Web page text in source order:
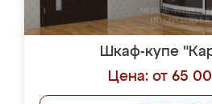
Шкаф-купе
Цена: от 65